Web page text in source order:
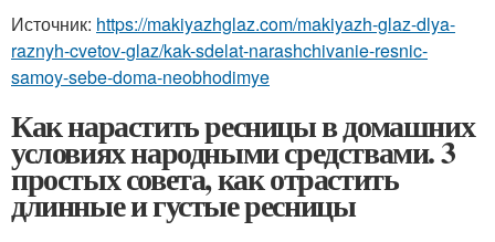
Источник: https://makiyazhglaz.com/makiyazh-glaz-dlya-
raznyh-cvetov-glaz/kak-sdelat-narashchivanie-resnic-
samoy-sebe-doma-neobhodimye
Как нарастить ресницы в домашних
условиях народными средствами. 3
простых совета, как отрастить
длинные и густые ресницы